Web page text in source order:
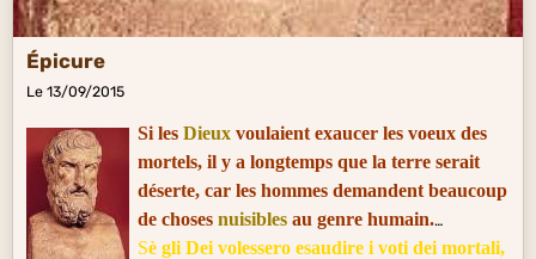
Épicure
Le 13/09/2015
Si les Dieuxvoulaient exaucer les voeux des
mortels, il y a longtemps que la terre serait
déserte, car les hommes demandent beaucoup
de choses nuisiblesau genre humain.
Sè gli Dei volessero esaudire i voti dei mortali,